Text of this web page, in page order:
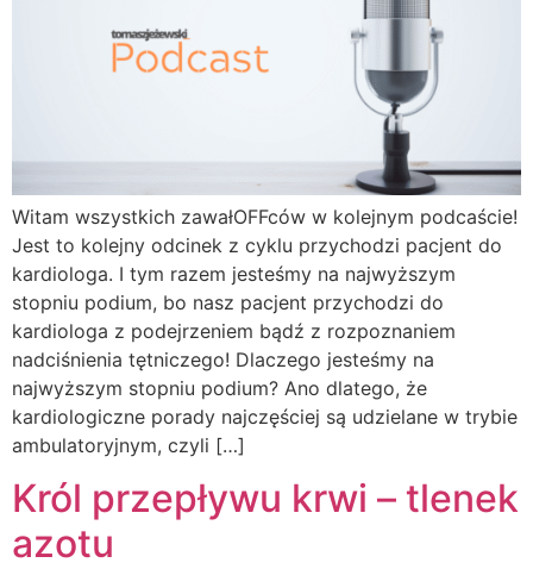
Witam wszystkich zawałOFFców w kolejnym podcaście!
Jest to kolejny odcinek z cyklu przychodzi pacjent do
kardiologa. I tym razem jesteśmy na najwyższym
stopniu podium, bo nasz pacjent przychodzi do
kardiologa z podejrzeniem bądź z rozpoznaniem
nadciśnienia tętniczego! Dlaczego jesteśmy na
najwyższym stopniu podium? Ano dlatego, że
kardiologiczne porady najczęściej są udzielane w trybie
ambulatoryjnym, czyli […]
Król przepływu krwi – tlenek
azotu